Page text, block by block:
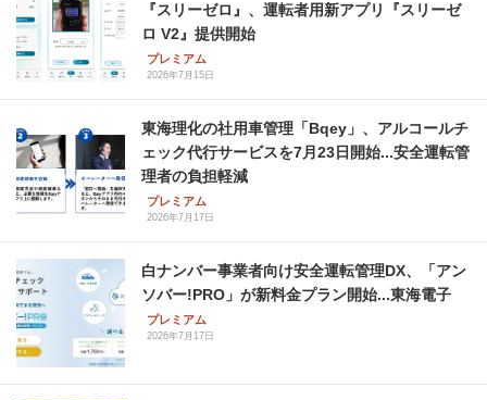
『スリーゼロ』、運転者用新アプリ『スリーゼ
ロ V2』提供開始
プレミアム
2026年7月15日
東海理化の社用車管理「Bqey」、アルコールチ
ェック代行サービスを7月23日開始...安全運転管
理者の負担軽減
プレミアム
2026年7月17日
白ナンバー事業者向け安全運転管理DX、「アン
ソバー!PRO」が新料金プラン開始...東海電子
プレミアム
2026年7月17日